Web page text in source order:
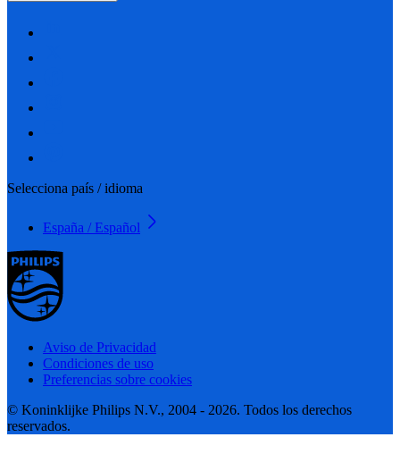
Selecciona país / idioma
España / Español
Aviso de Privacidad
Condiciones de uso
Preferencias sobre cookies
© Koninklijke Philips N.V., 2004 - 2026. Todos los derechos
reservados.